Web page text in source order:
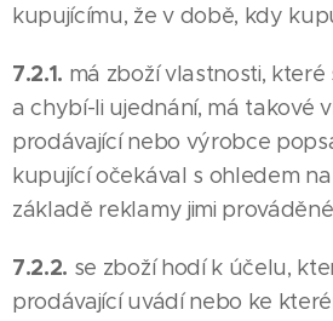
kupujícímu, že v době, kdy
7.2.1. má zboží vlastnosti, které
a chybí-li ujednání, má takové
prodávající nebo výrobce
kupující očekával s ohledem
základě reklamy jimi
7.2.2. se zboží hodí k účelu,
prodávající uvádí nebo ke